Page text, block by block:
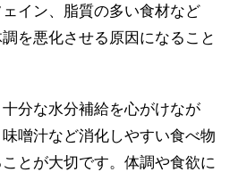
イン、脂質の多い食材など
を悪化させる原因になること
分な水分補給を心がけなが
噌汁など消化しやすい食べ物
とが大切です。体調や食欲に